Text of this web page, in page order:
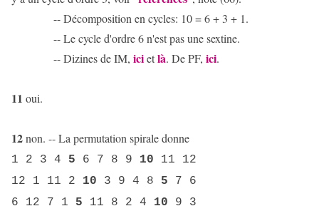
-- Décomposition en cycles: 10 = 6 + 3 + 1.
-- Le cycle d'ordre 6 n'est pas une sextine.
-- Dizines de IM, icietlà. De PF, ici.
11 oui.
12non. -- La permutation spirale donne
1 2 3 4 5 6 7 8 9 10 11 12
12 1 11 2 10 3 9 4 8 5 7 6
6 12 7 1 5 11 8 2 4 10 9 3